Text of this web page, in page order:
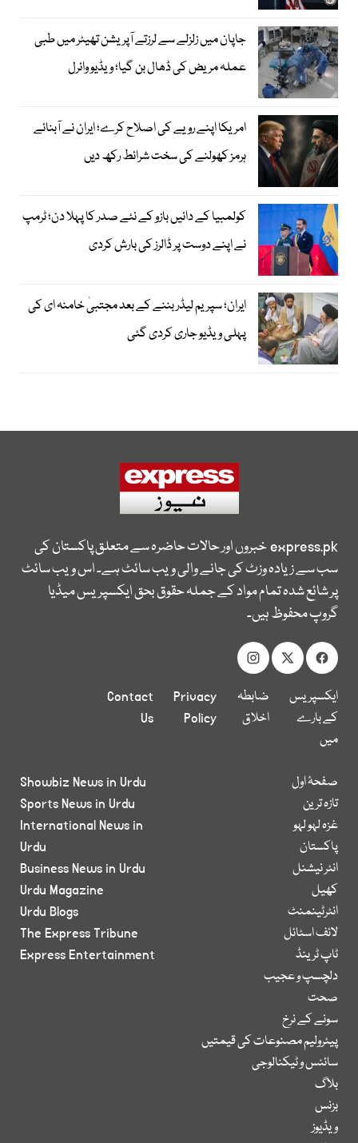
جاپان میں زلزلے سے لرزتے آپریشن تھیٹر میں طبی
عملہ مریض کی ڈھال بن گیا؛ ویڈیو وائرل
امریکا اپنے رویے کی اصلاح کرے؛ ایران نے آبنائے
ہرمز کھولنے کی سخت شرائط رکھ دیں
کولمبیا کے دائیں بازو کے نئے صدر کا پہلا دن؛ ٹرمپ
نے اپنے دوست پر ڈالرز کی بارش کردی
ایران؛ سپریم لیڈر بننے کے بعد مجتبیٰ خامنہ ای کی
پہلی ویڈیو جاری کردی گئی
express.pkخبروں اور حالات حاضرہ سے متعلق پاکستان کی
سب سے زیادہ وزٹ کی جانے والی ویب سائٹ ہے۔ اس ویب سائٹ
پر شائع شدہ تمام مواد کے جملہ حقوق بحق ایکسپریس میڈیا
گروپ محفوظ ہیں۔
ایکسپریس
کے بارے
میں
ضابطہ
اخلاق
Privacy
Policy
Contact
Us
صفحۂ اول
تازہ ترین
غزہ لہو لہو
پاکستان
انٹر نیشنل
کھیل
انٹرٹینمنٹ
لائف اسٹائل
ٹاپ ٹرینڈ
دلچسپ و عجیب
صحت
سونے کے نرخ
پیٹرولیم مصنوعات کی قیمتیں
سائنس و ٹیکنالوجی
بلاگ
بزنس
ویڈیوز
Showbiz News in Urdu
Sports News in Urdu
International News in
Urdu
Business News in Urdu
Urdu Magazine
Urdu Blogs
The Express Tribune
Express Entertainment